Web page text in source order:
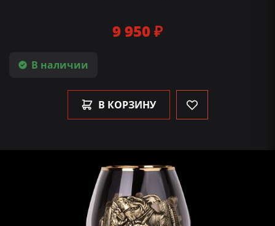
В наличии
9 950 ₽
В КОРЗИНУ